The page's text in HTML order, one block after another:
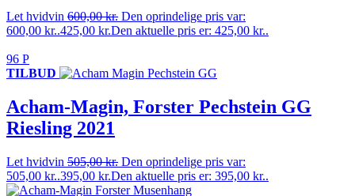
Let hvidvin 600,00kr. Den oprindelige pris var:
600,00 kr..425,00 kr.Den aktuelle pris er: 425,00 kr..
96 P
TILBUD
Acham-Magin, Forster Pechstein GG
Riesling 2021
Let hvidvin 505,00kr. Den oprindelige pris var:
505,00 kr..395,00 kr.Den aktuelle pris er: 395,00 kr..